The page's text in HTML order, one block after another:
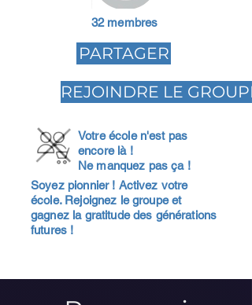
32 membres
PARTAGER
REJOINDRE LE GROUPE
Votre école n'est pas
encore là !
Ne manquez pas ça !
Soyez pionnier ! Activez votre
école. Rejoignez le groupe et
gagnez la gratitude des générations
futures !